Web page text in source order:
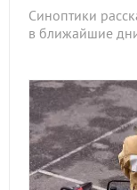
Синоптики
в ближайшие